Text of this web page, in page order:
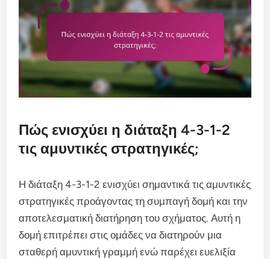
Πώς ενισχύει η διάταξη 4-3-1-2
τις αμυντικές στρατηγικές;
Η διάταξη 4-3-1-2 ενισχύει σημαντικά τις αμυντικές
στρατηγικές προάγοντας τη συμπαγή δομή και την
αποτελεσματική διατήρηση του σχήματος. Αυτή η
δομή επιτρέπει στις ομάδες να διατηρούν μια
σταθερή αμυντική γραμμή ενώ παρέχει ευελιξία